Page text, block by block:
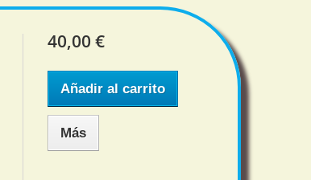
40,00 €
Añadir al carrito
Más